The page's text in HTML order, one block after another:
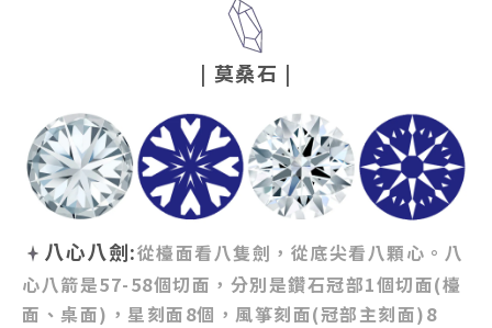
| 莫桑石 |
八心八劍:從檯面看八隻劍，從底尖看八顆心。八
心八箭是57-58個切面，分別是鑽石冠部1個切面(檯
面、桌面)，星刻面8個，風箏刻面(冠部主刻面)8